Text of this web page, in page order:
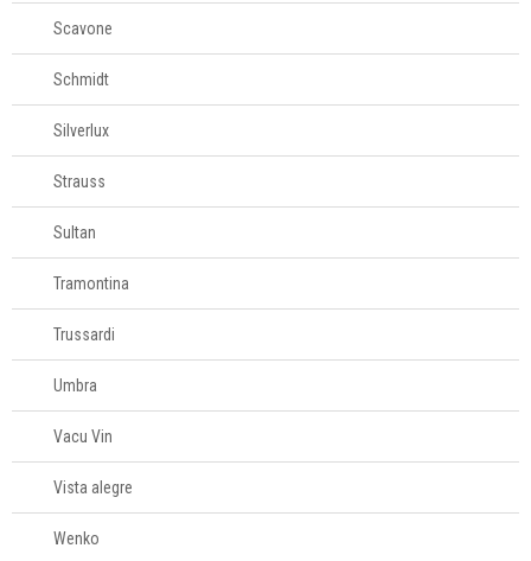
Scavone
Schmidt
Silverlux
Strauss
Sultan
Tramontina
Trussardi
Umbra
Vacu Vin
Vista alegre
Wenko